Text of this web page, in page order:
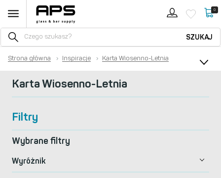
0
SZUKAJ
Strona główna › Inspiracje › Karta Wiosenno-Letnia
Karta Wiosenno-Letnia
Filtry
Wybrane filtry
Wyróżnik